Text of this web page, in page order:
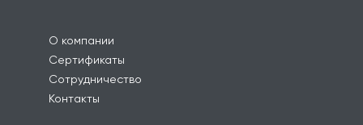
О компании
Сертификаты
Сотрудничество
Контакты